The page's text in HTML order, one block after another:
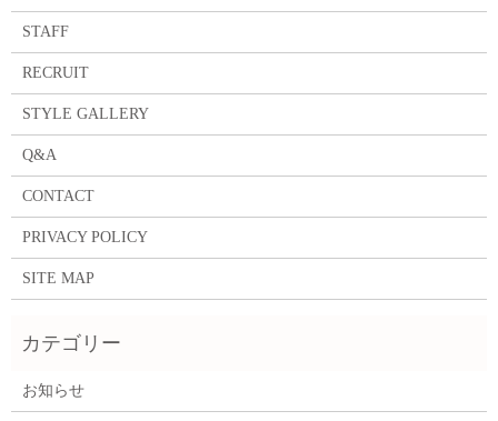
STAFF
RECRUIT
STYLE GALLERY
Q&A
CONTACT
PRIVACY POLICY
SITE MAP
お知らせ